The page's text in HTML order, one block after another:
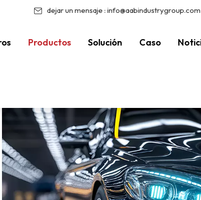
dejar un mensaje : info@aabindustrygroup.com
Productos Solución Caso